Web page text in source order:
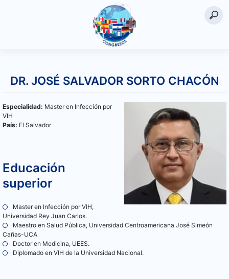
contenido
DR. JOSÉ SALVADOR SORTO CHACÓN
Especialidad: Master en Infección por
VIH
País: El Salvador
Educación
superior
Master en Infección por VIH,
Universidad Rey Juan Carlos.
Maestro en Salud Pública, Universidad Centroamericana José Simeón
Cañas-UCA
Doctor en Medicina, UEES.
Diplomado en VIH de la Universidad Nacional.